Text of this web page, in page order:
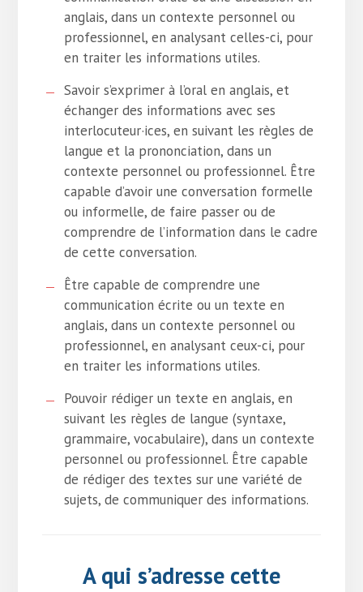
anglais, dans un contexte personnel ou
professionnel, en analysant celles-ci, pour
en traiter les informations utiles.
Savoir s’exprimer à l’oral en anglais, et
échanger des informations avec ses
interlocuteur·ices, en suivant les règles de
langue et la prononciation, dans un
contexte personnel ou professionnel. Être
capable d’avoir une conversation formelle
ou informelle, de faire passer ou de
comprendre de l’information dans le cadre
de cette conversation.
Être capable de comprendre une
communication écrite ou un texte en
anglais, dans un contexte personnel ou
professionnel, en analysant ceux-ci, pour
en traiter les informations utiles.
Pouvoir rédiger un texte en anglais, en
suivant les règles de langue (syntaxe,
grammaire, vocabulaire), dans un contexte
personnel ou professionnel. Être capable
de rédiger des textes sur une variété de
sujets, de communiquer des informations.
A qui s’adresse cette